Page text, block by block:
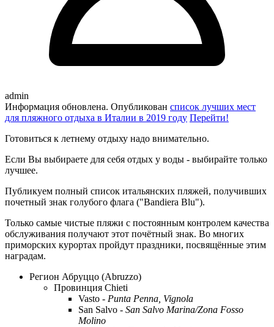
admin
Информация обновлена. Опубликован список лучших мест
для пляжного отдыха в Италии в 2019 году Перейти!
Готовиться к летнему отдыху надо внимательно.
Если Вы выбираете для себя отдых у воды - выбирайте только
лучшее.
Публикуем полный список итальянских пляжей, получивших
почетный знак голубого флага ("Bandiera Blu").
Только самые чистые пляжи с постоянным контролем качества
обслуживания получают этот почётный знак. Во многих
приморских курортах пройдут праздники, посвящённые этим
наградам.
Регион Абруццо (Abruzzo)
Провинция Chieti
Vasto - Punta Penna, Vignola
San Salvo - San Salvo Marina/Zona Fosso
Molino